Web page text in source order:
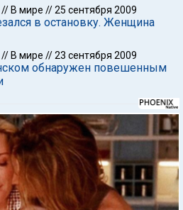
// В мире //25 сентября 2009
в остановку. Женщина
// В мире //23 сентября 2009
обнаружен повешенным